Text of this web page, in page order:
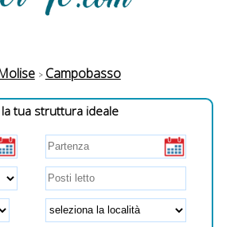
Campobasso
la tua struttura ideale